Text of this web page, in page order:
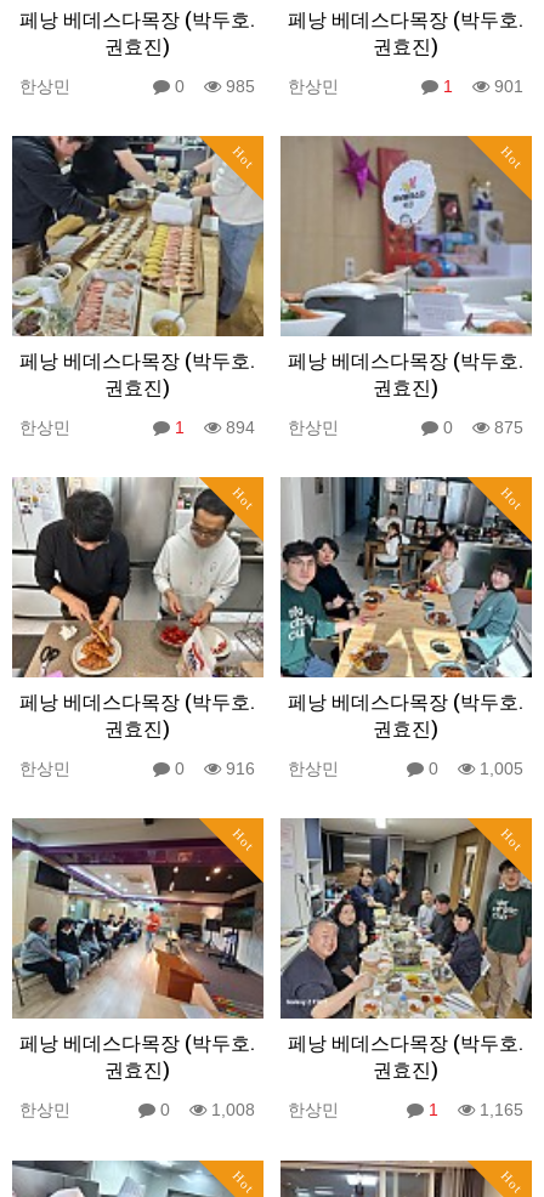
페낭 베데스다목장 (박두호.
권효진)
한상민 0 985
페낭 베데스다목장 (박두호.
권효진)
한상민 1 901
Hot
페낭 베데스다목장 (박두호.
권효진)
한상민 1 894
Hot
페낭 베데스다목장 (박두호.
권효진)
한상민 0 875
Hot
페낭 베데스다목장 (박두호.
권효진)
한상민 0 916
Hot
페낭 베데스다목장 (박두호.
권효진)
한상민 0 1,005
Hot
페낭 베데스다목장 (박두호.
권효진)
한상민 0 1,008
Hot
페낭 베데스다목장 (박두호.
권효진)
한상민 1 1,165
Hot Hot